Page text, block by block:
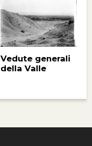
Vedute generali
della Valle